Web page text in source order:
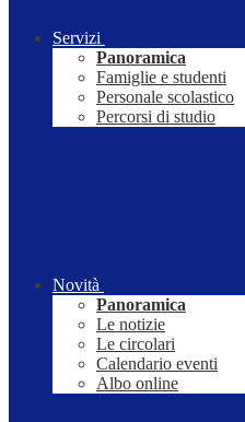
Servizi
Panoramica
Famiglie e studenti
Personale scolastico
Percorsi di studio
Novità
Panoramica
Le notizie
Le circolari
Calendario eventi
Albo online